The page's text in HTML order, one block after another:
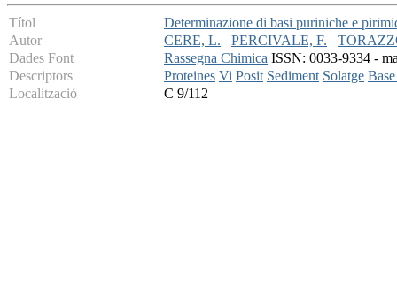
Títol
Determinazione di basi puriniche e
Autor
CERE, L. PERCIVALE, F.
Dades Font
Rassegna Chimica ISSN: 0033-9334 -
Descriptors
Proteines Vi Posit Sediment Solatge
Localització
C 9/112